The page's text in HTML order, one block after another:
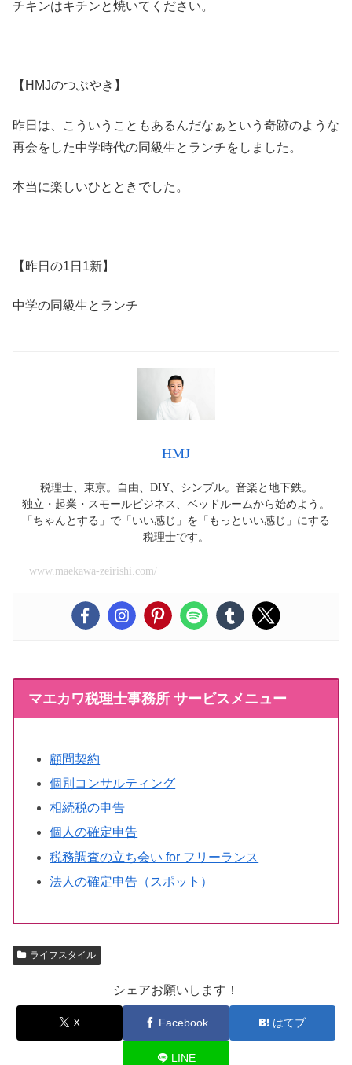
チキンはキチンと焼いてください。
【HMJのつぶやき】
昨日は、こういうこともあるんだなぁという奇跡のような
再会をした中学時代の同級生とランチをしました。
本当に楽しいひとときでした。
【昨日の1日1新】
中学の同級生とランチ
HMJ
税理士、東京。自由、DIY、シンプル。音楽と地下鉄。
独立・起業・スモールビジネス、ベッドルームから始めよう。
「ちゃんとする」で「いい感じ」を「もっといい感じ」にする
税理士です。
www.maekawa-zeirishi.com/
マエカワ税理士事務所 サービスメニュー
顧問契約
個別コンサルティング
相続税の申告
個人の確定申告
税務調査の立ち会い for フリーランス
法人の確定申告（スポット）
ライフスタイル
シェアお願いします！
X Facebook はてブ
LINE